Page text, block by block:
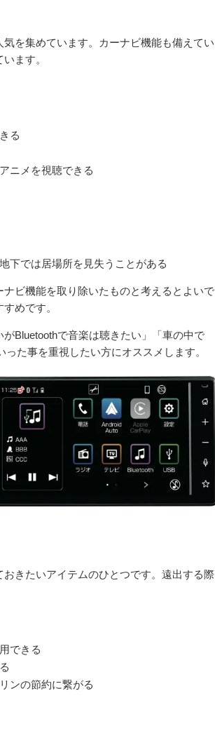
を集めています。カーナビ機能も備えてい
ます。
る
ニメを視聴できる
下では居場所を見失うことがある
ビ機能を取り除いたものと考えるとよいで
めです。
がBluetoothで音楽は聴きたい」「車の中で
った事を重視したい方にオススメします。
おきたいアイテムのひとつです。遠出する際
できる
ンの節約に繋がる